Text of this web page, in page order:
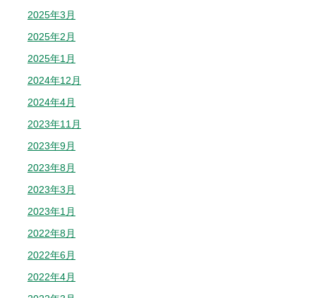
2025年3月
2025年2月
2025年1月
2024年12月
2024年4月
2023年11月
2023年9月
2023年8月
2023年3月
2023年1月
2022年8月
2022年6月
2022年4月